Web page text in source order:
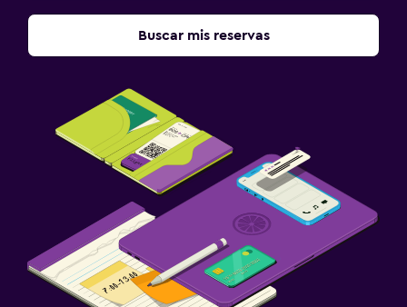
Buscar mis reservas